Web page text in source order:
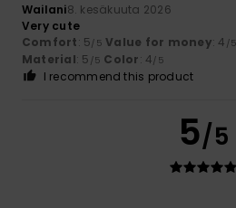
Wailani8. kesäkuuta 2026
Very cute
Comfort: 5/5 Value for money: 4 /5
Material: 5 /5 Color: 4/5
I recommend this product
5/5